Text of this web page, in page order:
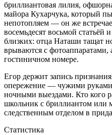
бриллиантовая лилия,
майора Кухарчука, который
непотопляем — он же
восемьдесят восьмой статьёй
близких: отца Наташи тащат
врываются с
гостиничном номере.
Егор держит запись
опережение — чужими
ночными выездами. Кто кого
школьник с бриллиантом или
следственным отделом в
Статистика